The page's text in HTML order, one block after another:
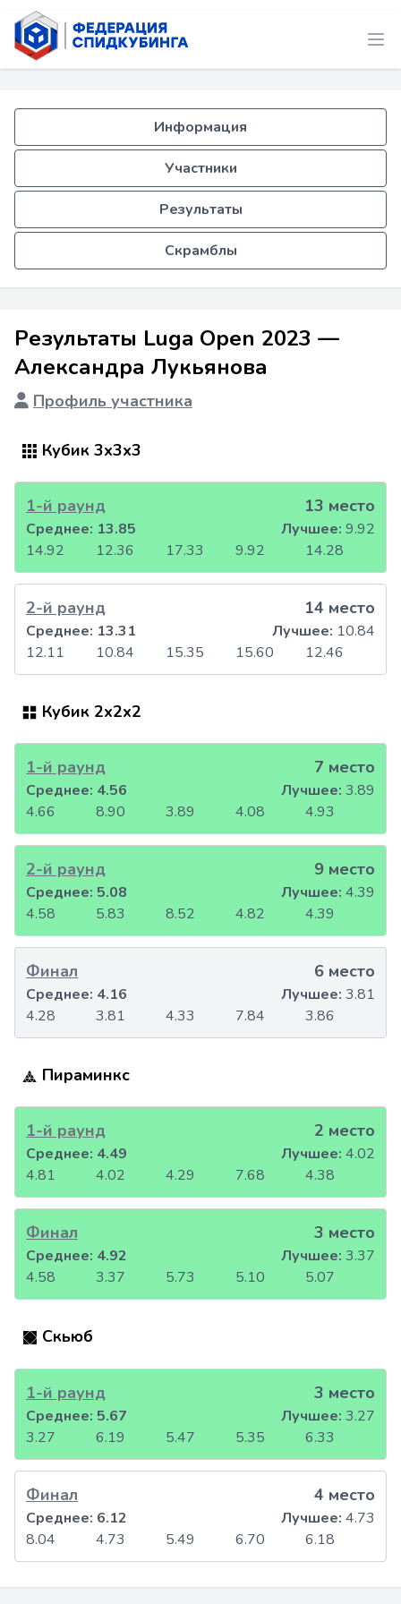
Информация
Участники
Результаты
Скрамблы
Результаты Luga Open 2023 —
Александра Лукьянова
Профиль участника
Кубик 3x3x3
1-й раунд 13 место
14.92 12.36 17.33 9.92 14.28
Среднее: 13.85 Лучшее: 9.92
2-й раунд 14 место
12.11 10.84 15.35 15.60 12.46
Среднее: 13.31 Лучшее: 10.84
Кубик 2x2x2
1-й раунд 7 место
4.66 8.90 3.89 4.08 4.93
Среднее: 4.56 Лучшее: 3.89
2-й раунд 9 место
4.58 5.83 8.52 4.82 4.39
Среднее: 5.08 Лучшее: 4.39
Финал 6 место
4.28 3.81 4.33 7.84 3.86
Среднее: 4.16 Лучшее: 3.81
Пираминкс
1-й раунд 2 место
4.81 4.02 4.29 7.68 4.38
Среднее: 4.49 Лучшее: 4.02
Финал 3 место
4.58 3.37 5.73 5.10 5.07
Среднее: 4.92 Лучшее: 3.37
Скьюб
1-й раунд 3 место
3.27 6.19 5.47 5.35 6.33
Среднее: 5.67 Лучшее: 3.27
Финал 4 место
8.04 4.73 5.49 6.70 6.18
Среднее: 6.12 Лучшее: 4.73